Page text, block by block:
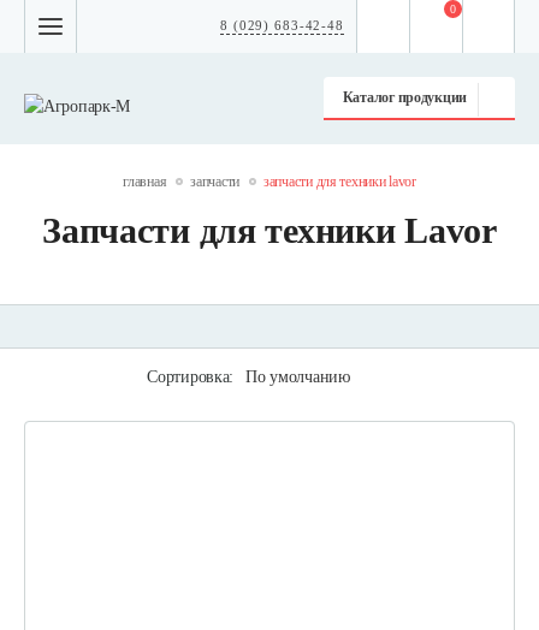
8 (029) 683-42-48
Каталог продукции
0
главная запчасти запчасти для техники lavor
Запчасти для техники Lavor
Сортировка: По умолчанию